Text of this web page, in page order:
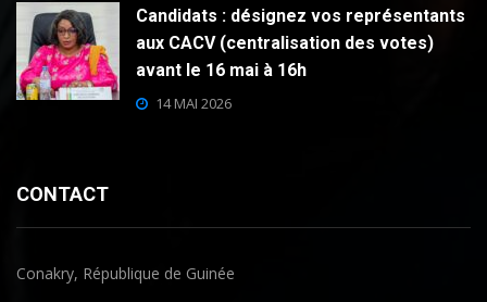
Candidats : désignez vos représentants
aux CACV (centralisation des votes)
avant le 16 mai à 16h
14 MAI 2026
CONTACT
Conakry, République de Guinée